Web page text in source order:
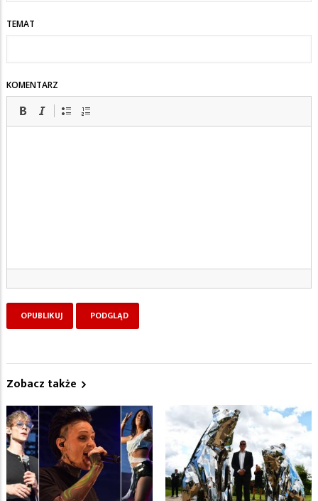
TEMAT
KOMENTARZ
Zobacz także